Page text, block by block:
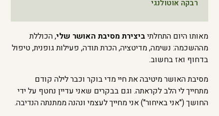
רבקה אוטולנגי
מאותו היום התחלתיביצירת מסיבת האושר שלי, הכוללת
מההשכמה: נשימה, מדיטציה, הכרת תודה, פעילות גופנית, טיפול
בדחוף ואז בחשוב.
מסיבת האושר מיטיבה את חיי מדי בוקר וכבר לילה קודם
מתחייך לי הלב לקראתה. וגם בבקרים שאני עדיין נחטף על ידי
החושך ("אני באיחור") אני מחייך לעצמי ונהנה ממתנתה הנדיבה.